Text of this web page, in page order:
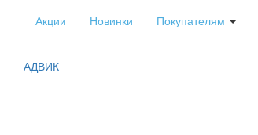
Акции Новинки Покупателям
АДВИК